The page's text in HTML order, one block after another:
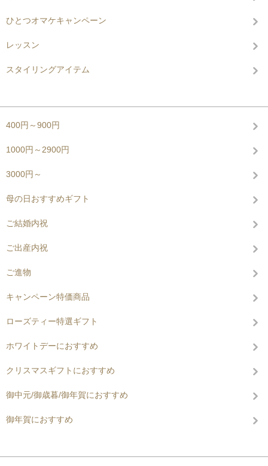
ひとつオマケキャンペーン
レッスン
スタイリングアイテム
400円～900円
1000円～2900円
3000円～
母の日おすすめギフト
ご結婚内祝
ご出産内祝
ご進物
キャンペーン特価商品
ローズティー特選ギフト
ホワイトデーにおすすめ
クリスマスギフトにおすすめ
御中元/御歳暮/御年賀におすすめ
御年賀におすすめ